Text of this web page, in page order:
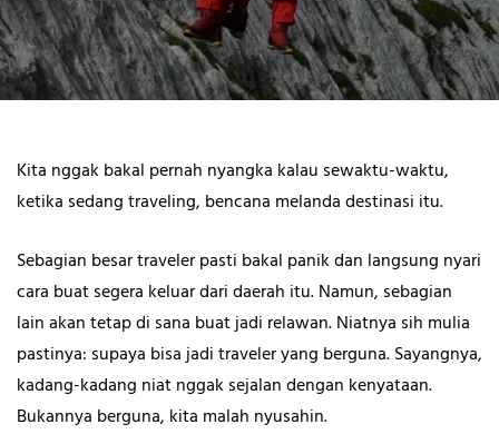
Kita nggak bakal pernah nyangka kalau sewaktu-waktu,
ketika sedang traveling, bencana melanda destinasi itu.
Sebagian besar traveler pasti bakal panik dan langsung nyari
cara buat segera keluar dari daerah itu. Namun, sebagian
lain akan tetap di sana buat jadi relawan. Niatnya sih mulia
pastinya: supaya bisa jadi traveler yang berguna. Sayangnya,
kadang-kadang niat nggak sejalan dengan kenyataan.
Bukannya berguna, kita malah nyusahin.